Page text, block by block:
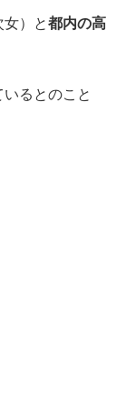
）と都内の高
いるとのこと